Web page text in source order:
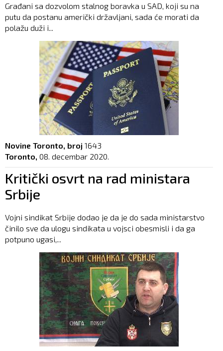
Građani sa dozvolom stalnog boravka u SAD, koji su na
putu da postanu američki državljani, sada će morati da
polažu duži i...
Novine Toronto, broj 1643
Toronto, 08. decembar 2020.
Kritički osvrt na rad ministara
Srbije
Vojni sindikat Srbije dodao je da je do sada ministarstvo
činilo sve da ulogu sindikata u vojsci obesmisli i da ga
potpuno ugasi,...